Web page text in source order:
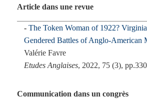
Article dans une revue
The Token Woman of 1922?
Gendered Battles of Anglo-American
Valérie Favre
Etudes Anglaises, 2022, 75 (3),
Communication dans un congrès